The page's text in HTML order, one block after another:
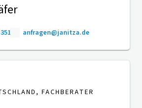
anfragen@janitza.de
FACHBERATER